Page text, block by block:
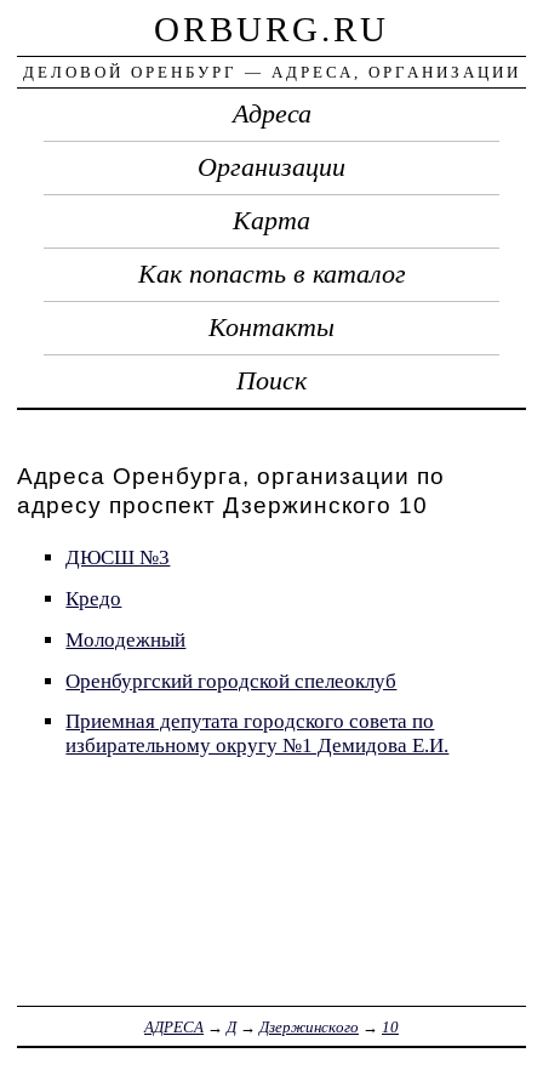
ORBURG.RU
ДЕЛОВОЙ ОРЕНБУРГ — АДРЕСА, ОРГАНИЗАЦИИ
Адреса
Организации
Карта
Как попасть в каталог
Контакты
Поиск
Адреса Оренбурга, организации по
адресу проспект Дзержинского 10
ДЮСШ №3
Кредо
Молодежный
Оренбургский городской спелеоклуб
Приемная депутата городского совета по
избирательному округу №1 Демидова Е.И.
АДРЕСА → Д→ Дзержинского → 10